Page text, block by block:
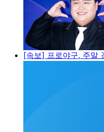
[속보] 프로야구, 주말